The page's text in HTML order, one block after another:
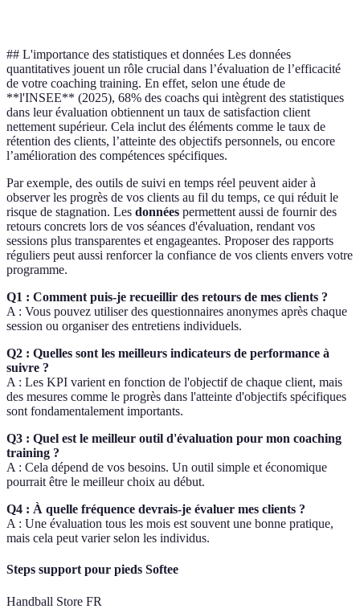
## L'importance des statistiques et données Les données
quantitatives jouent un rôle crucial dans l’évaluation de l’efficacité
de votre coaching training. En effet, selon une étude de
**l'INSEE** (2025), 68% des coachs qui intègrent des statistiques
dans leur évaluation obtiennent un taux de satisfaction client
nettement supérieur. Cela inclut des éléments comme le taux de
rétention des clients, l’atteinte des objectifs personnels, ou encore
l’amélioration des compétences spécifiques.
Par exemple, des outils de suivi en temps réel peuvent aider à
observer les progrès de vos clients au fil du temps, ce qui réduit le
risque de stagnation. Les données permettent aussi de fournir des
retours concrets lors de vos séances d'évaluation, rendant vos
sessions plus transparentes et engageantes. Proposer des rapports
réguliers peut aussi renforcer la confiance de vos clients envers votre
programme.
Q1 : Comment puis-je recueillir des retours de mes clients ?
A : Vous pouvez utiliser des questionnaires anonymes après chaque
session ou organiser des entretiens individuels.
Q2 : Quelles sont les meilleurs indicateurs de performance à
suivre ?
A : Les KPI varient en fonction de l'objectif de chaque client, mais
des mesures comme le progrès dans l'atteinte d'objectifs spécifiques
sont fondamentalement importants.
Q3 : Quel est le meilleur outil d'évaluation pour mon coaching
training ?
A : Cela dépend de vos besoins. Un outil simple et économique
pourrait être le meilleur choix au début.
Q4 : À quelle fréquence devrais-je évaluer mes clients ?
A : Une évaluation tous les mois est souvent une bonne pratique,
mais cela peut varier selon les individus.
Steps support pour pieds Softee
Handball Store FR